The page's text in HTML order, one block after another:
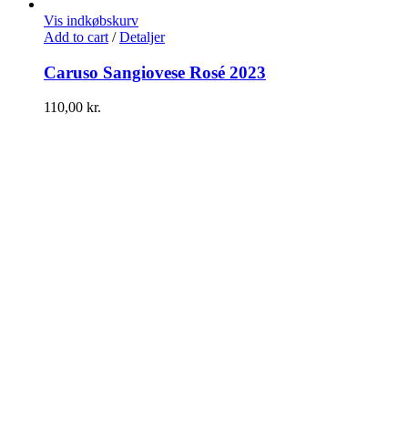
Vis indkøbskurv
Add to cart / Detaljer
Caruso Sangiovese Rosé 2023
110,00 kr.